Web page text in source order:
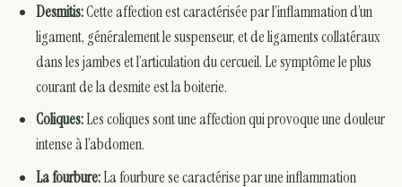
Desmitis:Cette affection est caractérisée par l’inflammation d’un
ligament, généralement le suspenseur, et de ligaments collatéraux
dans les jambes et l’articulation du cercueil. Le symptôme le plus
courant de la desmite est la boiterie.
Coliques:Les coliques sont une affection qui provoque une douleur
intense à l’abdomen.
La fourbure:La fourbure se caractérise par une inflammation